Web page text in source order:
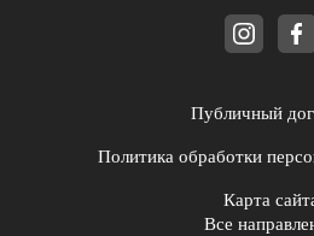
Публичный
Политика обработки
Карта
Все